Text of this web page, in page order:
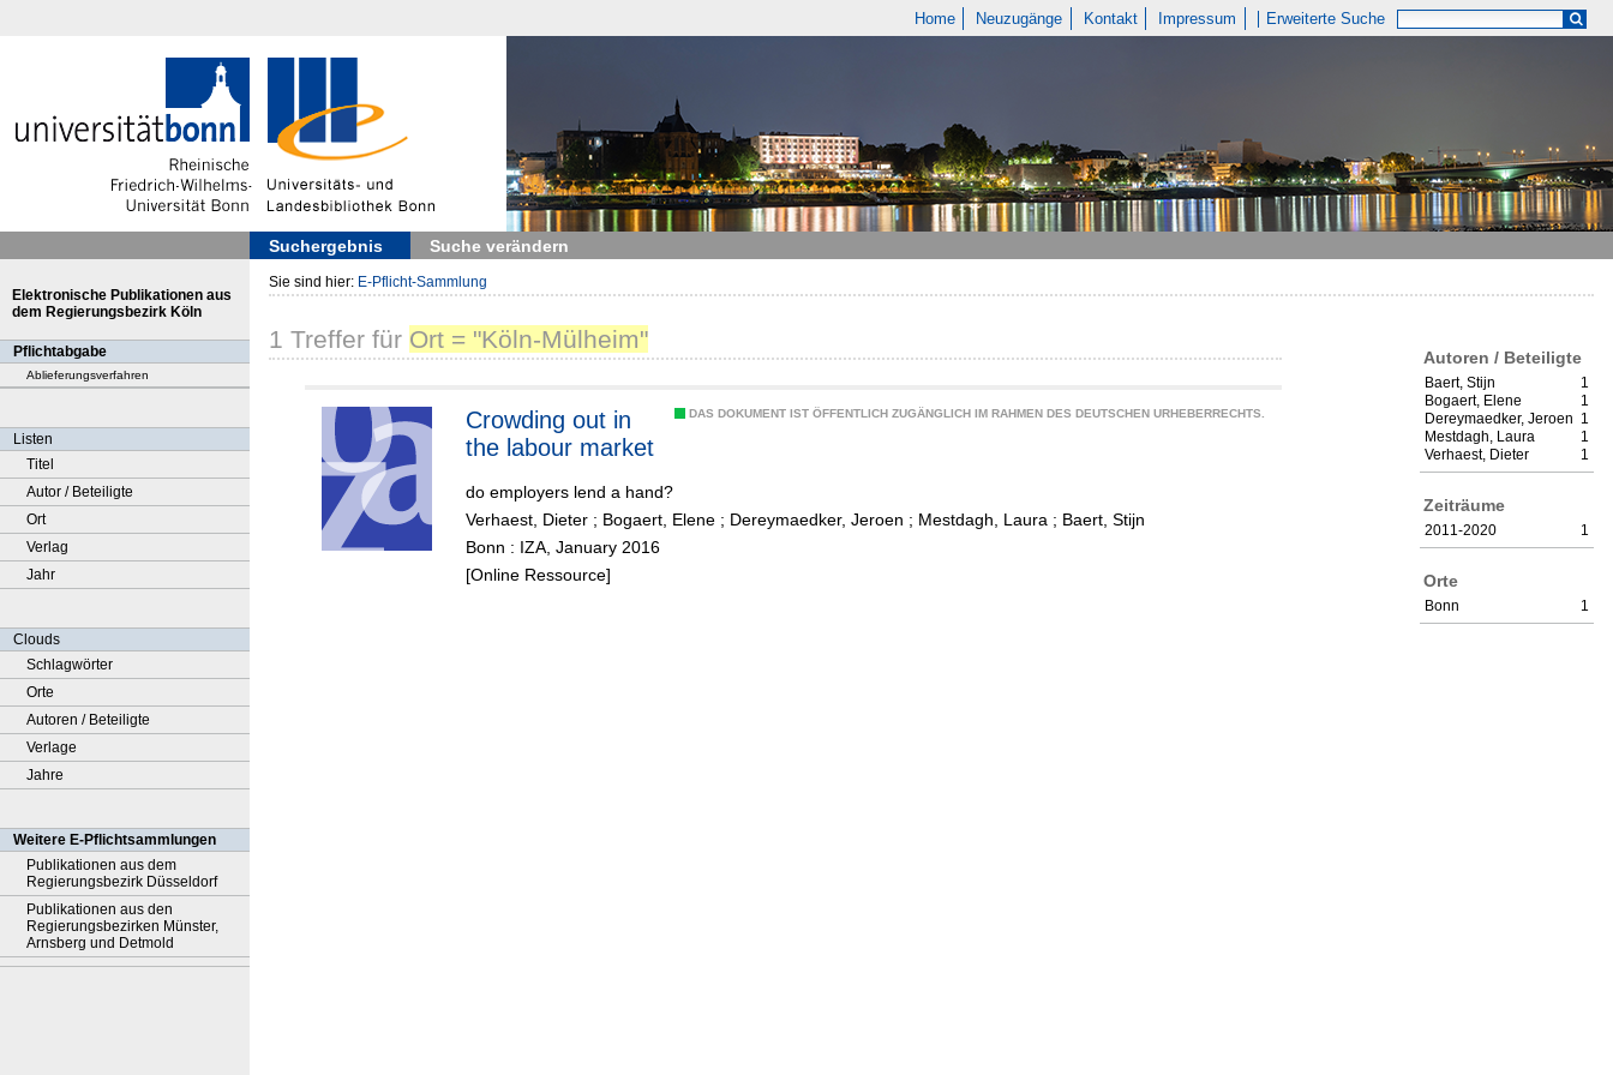
Home Neuzugänge Kontakt Impressum Erweiterte Suche
Suchergebnis Suche verändern
Elektronische Publikationen aus
dem Regierungsbezirk Köln
Pflichtabgabe
Ablieferungsverfahren
Listen
Titel
Autor / Beteiligte
Ort
Verlag
Jahr
Clouds
Schlagwörter
Orte
Autoren / Beteiligte
Verlage
Jahre
Weitere E-Pflichtsammlungen
Publikationen aus dem
Regierungsbezirk Düsseldorf
Publikationen aus den
Regierungsbezirken Münster,
Arnsberg und Detmold
Sie sind hier: E-Pflicht-Sammlung
Autoren / Beteiligte
1
Baert, Stijn
1
Bogaert, Elene
1
Dereymaedker, Jeroen
1
Mestdagh, Laura
1
Verhaest, Dieter
Zeiträume
1
2011-2020
Orte
1
Bonn
1 Treffer für Ort = "Köln-Mülheim"
DAS DOKUMENT IST ÖFFENTLICH ZUGÄNGLICH IM RAHMEN DES DEUTSCHEN URHEBERRECHTS.
Crowding out in
the labour market
do employers lend a hand?
Verhaest, Dieter ; Bogaert, Elene ; Dereymaedker, Jeroen ; Mestdagh, Laura ; Baert, Stijn
Bonn : IZA, January 2016
[Online Ressource]